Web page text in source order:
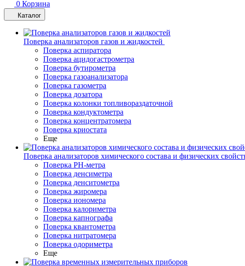
0 Корзина
Каталог
Поверка анализаторов газов и жидкостей
Поверка аспиратора
Поверка ацидогастрометра
Поверка бутирометра
Поверка газоанализатора
Поверка газометра
Поверка дозатора
Поверка колонки топливораздаточной
Поверка кондуктометра
Поверка концентратомера
Поверка криостата
Еще
Поверка анализаторов химического состава и физических
Поверка PH-метра
Поверка денсиметра
Поверка денситометра
Поверка жиромера
Поверка иономера
Поверка калориметра
Поверка капнографа
Поверка квантометра
Поверка нитратомера
Поверка одориметра
Еще